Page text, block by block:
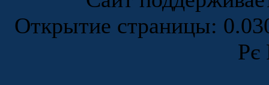
Открытие страницы:
Рє